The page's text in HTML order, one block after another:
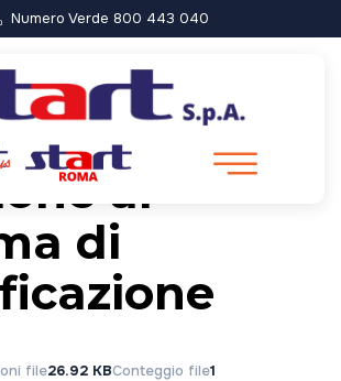
Numero Verde 800 443 040
di
al
di
file26.92 KBConteggio file1